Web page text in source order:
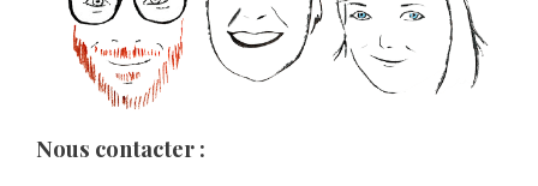
Nous contacter :